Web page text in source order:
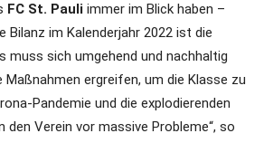
FC St. Pauli immer im Blick haben –
Bilanz im Kalenderjahr 2022 ist die
muss sich umgehend und nachhaltig
Maßnahmen ergreifen, um die Klasse zu
Pandemie und die explodierenden
den Verein vor massive Probleme“, so